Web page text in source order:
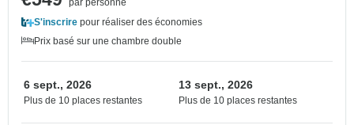
par personne
S'inscrire pour réaliser des économies
Prix basé sur une chambre double
6 sept., 2026
Plus de 10 places restantes
13 sept., 2026
Plus de 10 places restantes